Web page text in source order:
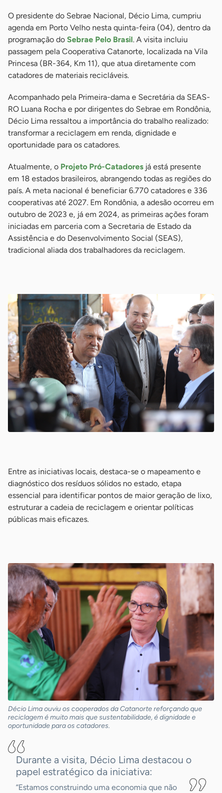
O presidente do Sebrae Nacional, Décio Lima, cumpriu
agenda em Porto Velho nesta quinta-feira (04), dentro da
programação do Sebrae Pelo Brasil. A visita incluiu
passagem pela Cooperativa Catanorte, localizada na Vila
Princesa (BR-364, Km 11), que atua diretamente com
catadores de materiais recicláveis.
Acompanhado pela Primeira-dama e Secretária da SEAS-
RO Luana Rocha e por dirigentes do Sebrae em Rondônia,
Décio Lima ressaltou a importância do trabalho realizado:
transformar a reciclagem em renda, dignidade e
oportunidade para os catadores.
Atualmente, o Projeto Pró-Catadores já está presente
em 18 estados brasileiros, abrangendo todas as regiões do
país. A meta nacional é beneficiar 6.770 catadores e 336
cooperativas até 2027. Em Rondônia, a adesão ocorreu em
outubro de 2023 e, já em 2024, as primeiras ações foram
iniciadas em parceria com a Secretaria de Estado da
Assistência e do Desenvolvimento Social (SEAS),
tradicional aliada dos trabalhadores da reciclagem.
Entre as iniciativas locais, destaca-se o mapeamento e
diagnóstico dos resíduos sólidos no estado, etapa
essencial para identificar pontos de maior geração de lixo,
estruturar a cadeia de reciclagem e orientar políticas
públicas mais eficazes.
Décio Lima ouviu os cooperados da Catanorte reforçando que
reciclagem é muito mais que sustentabilidade, é dignidade e
oportunidade para os catadores.
Durante a visita, Décio Lima destacou o
papel estratégico da iniciativa:
“Estamos construindo uma economia que não